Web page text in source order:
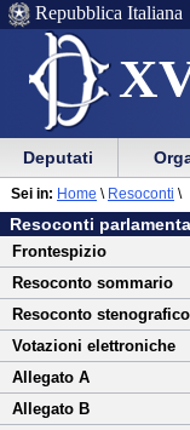
Menu
di
ausilio
alla
navigazione
Vai
Menu
di
navigazione
principale
Repubblica Italiana
Menu
di
navigazione
principale
Vai
menu
di
sezione
Deputati
Vai
al
contenuto
Resoconti
Frontespizio
Resoconto sommario
Resoconto stenografico
Votazioni elettroniche
Allegato A
Allegato B
Sei in: Home \ Resoconti \